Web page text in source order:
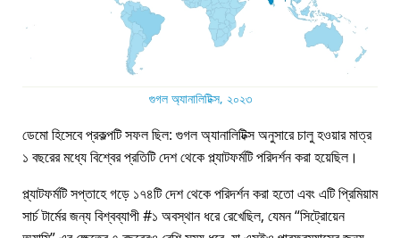
গুগল অ্যানালিটিক্স, ২০২৩
ডেমো হিসেবে প্রকল্পটি সফল ছিল: গুগল অ্যানালিটিক্স অনুসারে চালু হওয়ার মাত্র
১ বছরের মধ্যে বিশ্বের প্রতিটি দেশ থেকে প্ল্যাটফর্মটি পরিদর্শন করা হয়েছিল।
প্ল্যাটফর্মটি সপ্তাহে গড়ে ১৭৪টি দেশ থেকে পরিদর্শন করা হতো এবং এটি প্রিমিয়াম
সার্চ টার্মের জন্য বিশ্বব্যাপী #১ অবস্থান ধরে রেখেছিল, যেমন সিট্রোয়েন